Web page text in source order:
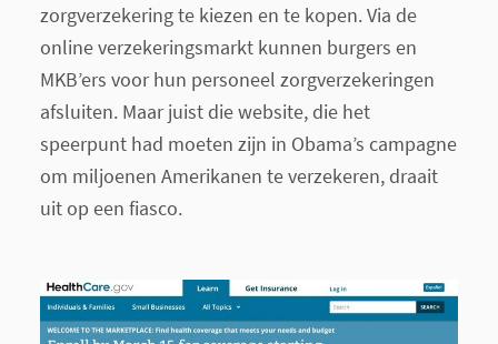
zorgverzekering te kiezen en te kopen. Via de
online verzekeringsmarkt kunnen burgers en
MKB’ers voor hun personeel zorgverzekeringen
afsluiten. Maar juist die website, die het
speerpunt had moeten zijn in Obama’s campagne
om miljoenen Amerikanen te verzekeren, draait
uit op een fiasco.